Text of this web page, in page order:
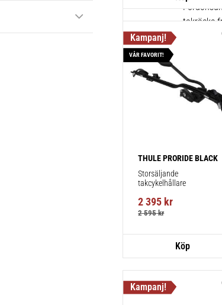
takräcke
THULE PRORIDE BLACK
Storsäljande
takcykelhållare
2 395 kr
2 595kr
VÅR FAVORIT!